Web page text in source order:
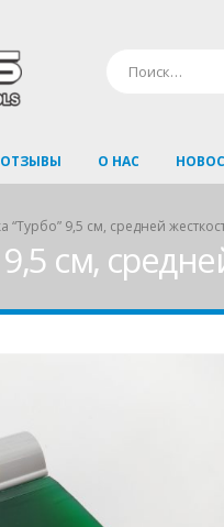
ОТЗЫВЫ О НАС
“Турбо” 9,5 см, средней
см,